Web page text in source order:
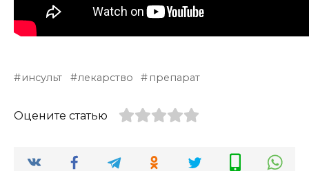
инсульт лекарство препарат
Оцените статью